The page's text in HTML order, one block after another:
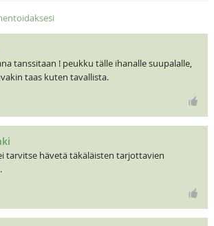
tanssitaan ! peukku tälle ihanalle suupalalle,
taas kuten tavallista.
tarvitse hävetä täkäläisten tarjottavien